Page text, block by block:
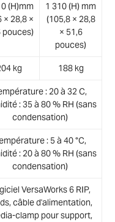
(H)mm
× 28,8 ×
pouces)
1 310 (H) mm
(105,8 × 28,8
× 51,6
pouces)
kg 188 kg
: 20 à 32 C,
: 35 à 80 % RH (sans
condensation)
: 5 à 40 °C,
: 20 à 80 % RH (sans
condensation)
VersaWorks 6 RIP,
câble d'alimentation,
clamp pour support,